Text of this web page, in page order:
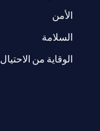
الأمن
السلامة
الوقاية من الاحتيال